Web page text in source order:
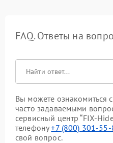
FAQ. Ответы на
Вы можете
часто задаваемыми
сервисный центр “FIX-
телефону+7 (800) 301-55-
свой вопрос.